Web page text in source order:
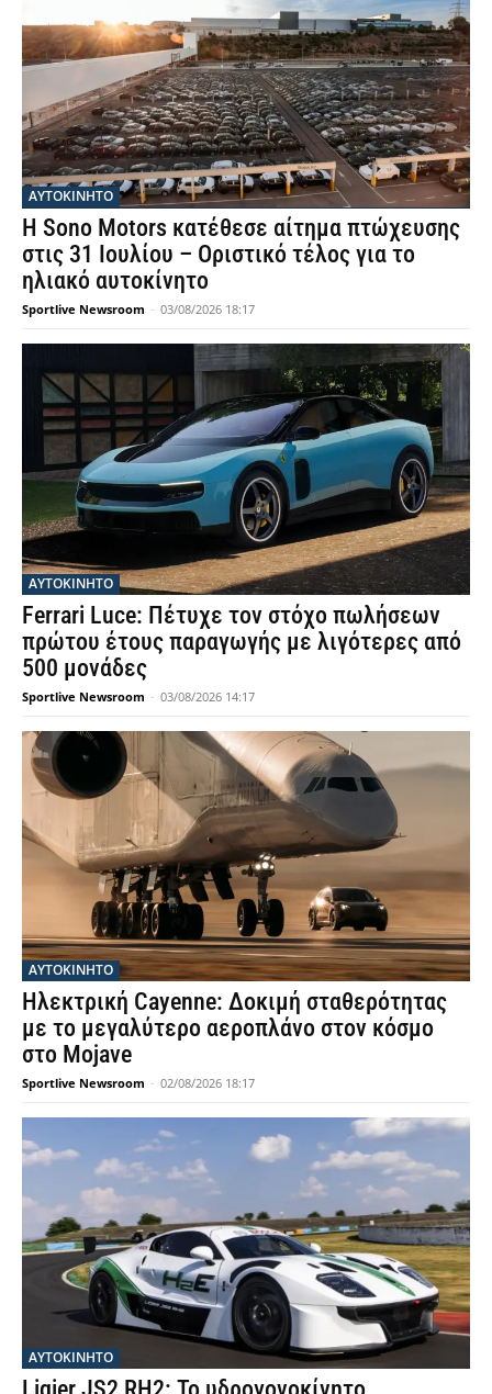
ΑΥΤΟΚΙΝΗΤΟ
Η Sono Motors κατέθεσε αίτημα πτώχευσης
στις 31 Ιουλίου – Οριστικό τέλος για το
ηλιακό αυτοκίνητο
Sportlive Newsroom - 03/08/2026 18:17
ΑΥΤΟΚΙΝΗΤΟ
Ferrari Luce: Πέτυχε τον στόχο πωλήσεων
πρώτου έτους παραγωγής με λιγότερες από
500 μονάδες
Sportlive Newsroom - 03/08/2026 14:17
ΑΥΤΟΚΙΝΗΤΟ
Ηλεκτρική Cayenne: Δοκιμή σταθερότητας
με το μεγαλύτερο αεροπλάνο στον κόσμο
στο Mojave
Sportlive Newsroom - 02/08/2026 18:17
ΑΥΤΟΚΙΝΗΤΟ